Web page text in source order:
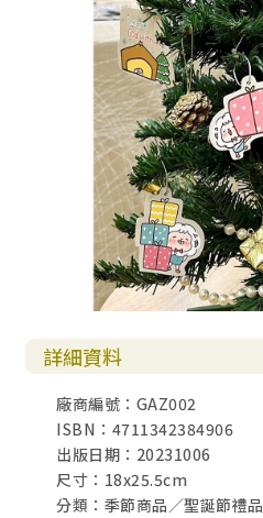
詳細資料
廠商編號：GAZ002
ISBN：4711342384906
出版日期：20231006
尺寸：18x25.5cm
分類：季節商品／聖誕節禮品